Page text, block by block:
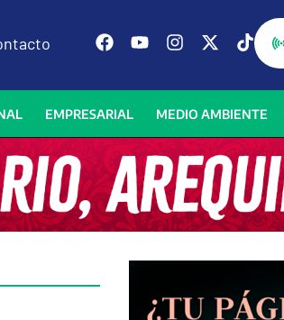
EMPRESARIAL MEDIO AMBIENTE